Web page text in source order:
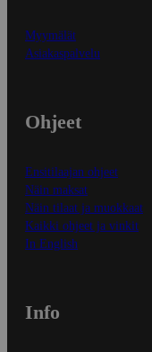
Myymälät
Asiakaspalvelu
Ohjeet
Ensitilaajan ohjeet
Näin maksat
Näin tilaat ja muokkaat
Kaikki ohjeet ja vinkit
In English
Info